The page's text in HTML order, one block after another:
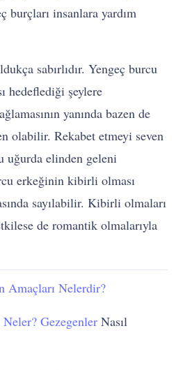
burçları insanlara yardım
sabırlıdır. Yengeç burcu
hedeflediği şeylere
yanında bazen de
olabilir. Rekabet etmeyi seven
uğurda elinden geleni
erkeğinin kibirli olması
sayılabilir. Kibirli olmaları
de romantik olmalarıyla
Amaçları Nelerdir?
Neler?Gezegenler Nasıl